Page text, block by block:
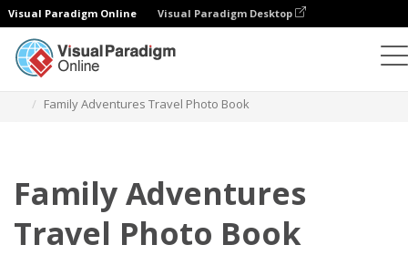
Visual Paradigm Online Visual Paradigm Desktop
Family Adventures Travel Photo Book
Family Adventures
Travel Photo Book